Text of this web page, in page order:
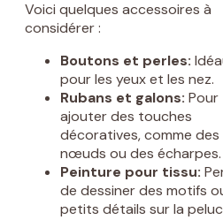
Voici quelques accessoires à
considérer :
Boutons et perles:
pour les yeux et les nez.
Rubans et galons: Pour
ajouter des touches
décoratives, comme des
nœuds ou des écharpes.
Peinture pour tissu:
de dessiner des motifs
petits détails sur la